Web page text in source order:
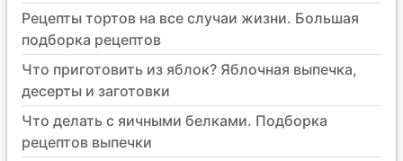
Рецепты тортов на все случаи жизни. Большая
подборка рецептов
Что приготовить из яблок? Яблочная выпечка,
десерты и заготовки
Что делать с яичными белками. Подборка
рецептов выпечки